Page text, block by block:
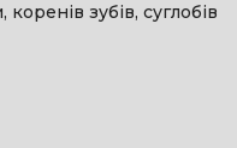
зубів, суглобів